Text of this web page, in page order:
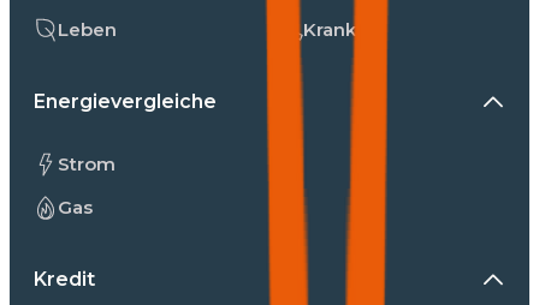
Leben
Kranken
Energievergleiche
Strom
Gas
Kredit